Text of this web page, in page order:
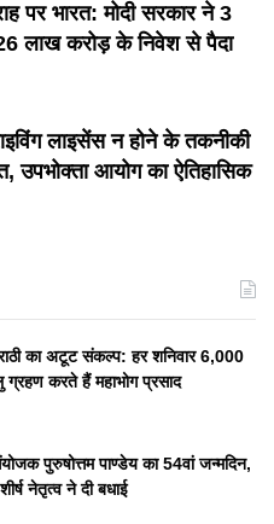
पर भारत: मोदी सरकार ने 3
लाख करोड़ के निवेश से पैदा
लाइसेंस न होने के तकनीकी
उपभोक्ता आयोग का ऐतिहासिक
का अटूट संकल्प: हर शनिवार 6,000
ग्रहण करते हैं महाभोग प्रसाद
पुरुषोत्तम पाण्डेय का 54वां जन्मदिन,
नेतृत्व ने दी बधाई